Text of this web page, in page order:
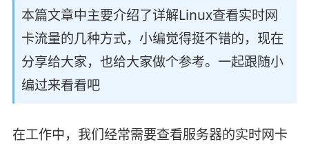
本篇文章中主要介绍了详解Linux查看实时网
卡流量的几种方式，小编觉得挺不错的，现在
分享给大家，也给大家做个参考。一起跟随小
编过来看看吧
在工作中，我们经常需要查看服务器的实时网卡